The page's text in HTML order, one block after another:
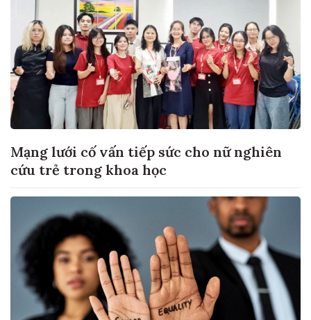
Mạng lưới cố vấn tiếp sức cho nữ nghiên
cứu trẻ trong khoa học